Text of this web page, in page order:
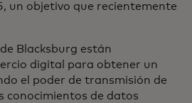
un objetivo que recientemente
Blacksburg están
digital para obtener un
el poder de transmisión de
conocimientos de datos